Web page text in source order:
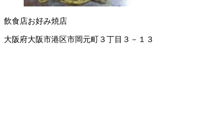
飲食店お好み焼店
大阪府大阪市港区市岡元町３丁目３－１３